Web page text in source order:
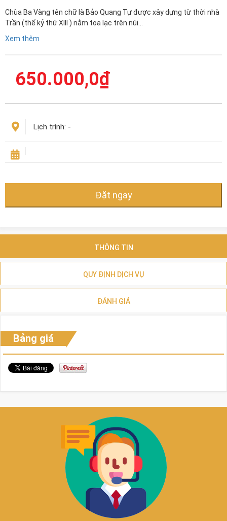
Chùa Ba Vàng tên chữ là Bảo Quang Tự được xây dựng từ thời nhà
Trần (thế kỷ thứ XIII ) nằm tọa lạc trên núi…
Xem thêm
650.000,0₫
Lịch trình: -
Đặt ngay
THÔNG TIN
QUY ĐỊNH DỊCH VỤ
ĐÁNH GIÁ
Bảng giá